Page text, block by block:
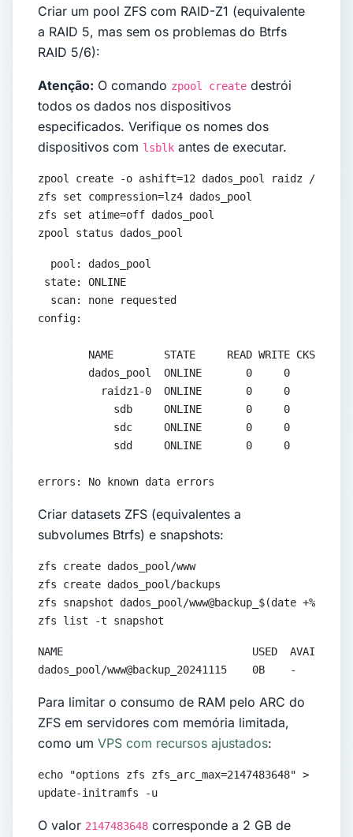
Criar um pool ZFS com RAID-Z1 (equivalente
a RAID 5, mas sem os problemas do Btrfs
RAID 5/6):
Atenção: O comando zpool create destrói
todos os dados nos dispositivos
especificados. Verifique os nomes dos
dispositivos com lsblk antes de executar.
zpool create -o ashift=12 dados_pool raidz /dev/
zfs set compression=lz4 dados_pool
zfs set atime=off dados_pool
zpool status dados_pool
  pool: dados_pool
state: ONLINE
  scan: none requested
config:
        NAME        STATE     READ WRITE CKSUM
        dados_pool  ONLINE       0     0     0
          raidz1-0  ONLINE       0     0     0
            sdb     ONLINE       0     0     0
            sdc     ONLINE       0     0     0
            sdd     ONLINE       0     0     0
errors: No known data errors
Criar datasets ZFS (equivalentes a
subvolumes Btrfs) e snapshots:
zfs create dados_pool/www
zfs create dados_pool/backups
zfs snapshot dados_pool/www@backup_$(date +%Y%m%d)
zfs list -t snapshot
NAME                              USED  AVAIL
dados_pool/www@backup_20241115    0B    -
Para limitar o consumo de RAM pelo ARC do
ZFS em servidores com memória limitada,
como um VPS com recursos ajustados:
echo "options zfs zfs_arc_max=2147483648" > /etc/
update-initramfs -u
O valor 2147483648 corresponde a 2 GB de